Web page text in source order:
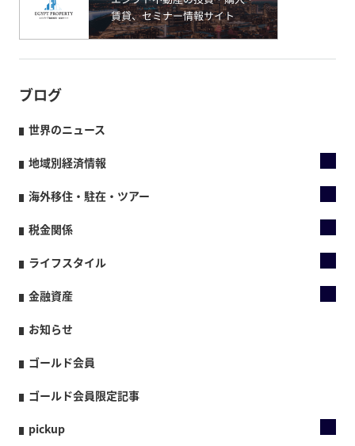
ブログ
世界のニュース
地域別経済情報
海外移住・駐在・ツアー
税金関係
ライフスタイル
金融資産
お知らせ
ゴールド会員
ゴールド会員限定記事
pickup